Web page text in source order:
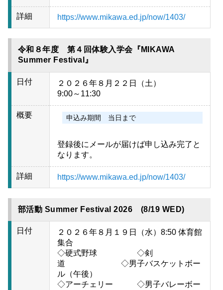
詳細 https://www.mikawa.ed.jp/now/1403/
令和８年度 第４回体験入学会『MIKAWA
Summer Festival』
日付
２０２６年８月２２日（土）
9:00～11:30
概要 申込み期間 当日まで
登録後にメールが届けば申し込み完了と
なります。
詳細 https://www.mikawa.ed.jp/now/1403/
部活動 Summer Festival 2026 (8/19 WED)
日付
２０２６年８月１９日（水）8:50 体育館
集合
◇硬式野球 ◇剣
道 ◇男子バスケットボー
ル（午後）
◇アーチェリー ◇男子バレーボー